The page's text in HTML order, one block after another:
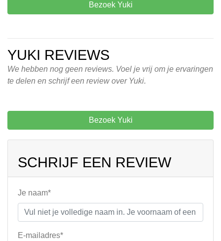
Bezoek Yuki
YUKI REVIEWS
We hebben nog geen reviews. Voel je vrij om je ervaringen
te delen en schrijf een review over Yuki.
Bezoek Yuki
SCHRIJF EEN REVIEW
Je naam*
E-mailadres*